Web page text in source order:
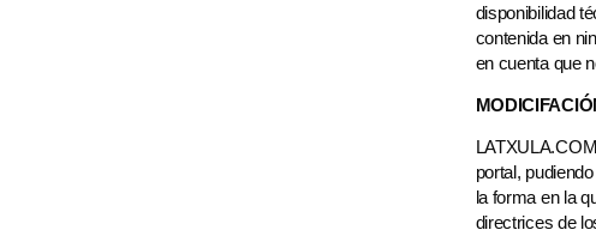
disponibilidad
contenida en
en cuenta que
portal,
la forma en la
directrices de